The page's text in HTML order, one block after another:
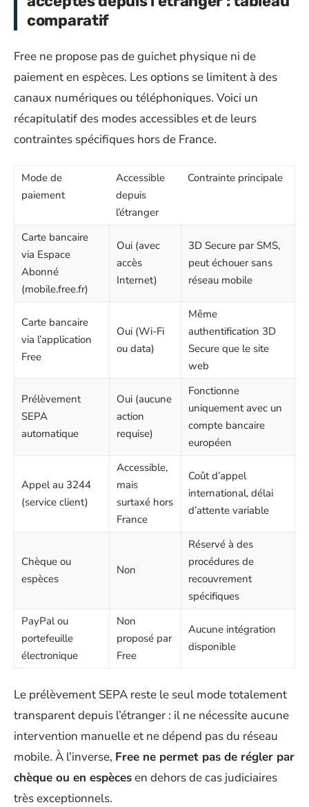
comparatif
Free ne propose pas de guichet physique ni de
paiement en espèces. Les options se limitent à des
canaux numériques ou téléphoniques. Voici un
récapitulatif des modes accessibles et de leurs
contraintes spécifiques hors de France.
Mode de
paiement
Accessible
depuis
l’étranger
Contrainte principale
Carte bancaire
via Espace
Abonné
(mobile.free.fr)
Oui (avec
accès
Internet)
3D Secure par SMS,
peut échouer sans
réseau mobile
Carte bancaire
via l’application
Free
Oui (Wi-Fi
ou data)
Même
authentification 3D
Secure que le site
web
Prélèvement
SEPA
automatique
Oui (aucune
action
requise)
Fonctionne
uniquement avec un
compte bancaire
européen
Appel au 3244
(service client)
Accessible,
mais
surtaxé hors
France
Coût d’appel
international, délai
d’attente variable
Chèque ou
espèces
Non
Réservé à des
procédures de
recouvrement
spécifiques
PayPal ou
portefeuille
électronique
Non
proposé par
Free
Aucune intégration
disponible
Le prélèvement SEPA reste le seul mode totalement
transparent depuis l’étranger : il ne nécessite aucune
intervention manuelle et ne dépend pas du réseau
mobile. À l’inverse, Free ne permet pas de régler par
chèque ou en espècesen dehors de cas judiciaires
très exceptionnels.